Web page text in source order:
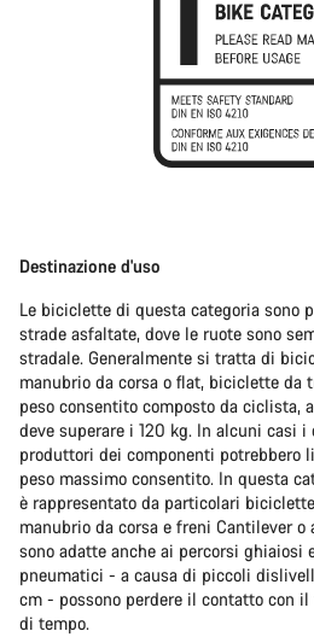
Destinazione d'uso
Le biciclette di questa categoria sono
strade asfaltate, dove le ruote sono
stradale. Generalmente si tratta di
manubrio da corsa o flat, biciclette da
peso consentito composto da ciclista,
deve superare i 120 kg. In alcuni casi i
produttori dei componenti potrebbero
peso massimo consentito. In questa
è rappresentato da particolari
manubrio da corsa e freni Cantilever
sono adatte anche ai percorsi ghiaiosi
pneumatici - a causa di piccoli
cm - possono perdere il contatto con
di tempo.